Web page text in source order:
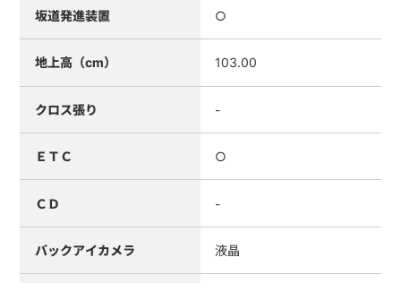
坂道発進装置 ○
地上高（cm） 103.00
クロス張り -
ＥＴＣ ○
ＣＤ -
バックアイカメラ 液晶